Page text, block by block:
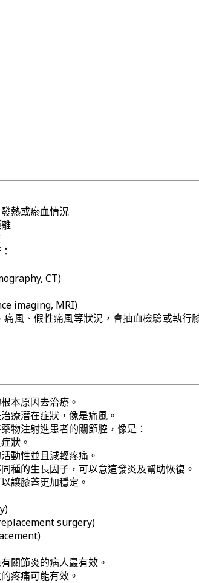
熱或瘀血情況
CT)
imaging, MRI)
風、假性痛風等狀況，會抽血檢驗或執行
本原因去治療。
療潛在症狀，像是痛風。
物注射進患者的關節腔，像是：
狀。
動性並且減輕疼痛。
種的生長因子，可以意這發炎及幫助恢復。
讓膝蓋更加穩定。
surgery)
關節炎的病人最有效。
疼痛可能有效。